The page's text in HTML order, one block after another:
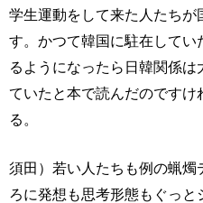
学生運動をして来た人たちが
す。かつて韓国に駐在して
るようになったら日韓関係
ていたと本で読んだのです
る。
須田）若い人たちも例の蝋燭
ろに発想も思考形態もぐっ